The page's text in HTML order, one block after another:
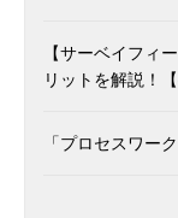
【サーベイフィ
リットを解説！
「プロセスワー